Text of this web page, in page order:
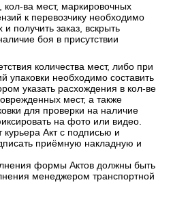
кол-ва мест, маркировочных
к перевозчику необходимо
получить заказ, вскрыть
боя в присутствии
количества мест, либо при
упаковки необходимо составить
указать расхождения в кол-ве
мест, а также
для проверки на наличие
на фото или видео.
Акт с подписью и
приёмную накладную и
формы Актов должны быть
менеджером транспортной